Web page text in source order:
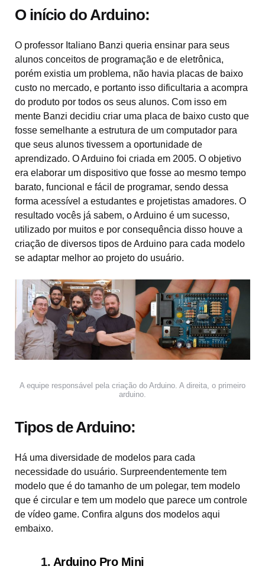
O início do Arduino:
O professor Italiano Banzi queria ensinar para seus
alunos conceitos de programação e de eletrônica,
porém existia um problema, não havia placas de baixo
custo no mercado, e portanto isso dificultaria a acompra
do produto por todos os seus alunos. Com isso em
mente Banzi decidiu criar uma placa de baixo custo que
fosse semelhante a estrutura de um computador para
que seus alunos tivessem a oportunidade de
aprendizado. O Arduino foi criada em 2005. O objetivo
era elaborar um dispositivo que fosse ao mesmo tempo
barato, funcional e fácil de programar, sendo dessa
forma acessível a estudantes e projetistas amadores. O
resultado vocês já sabem, o Arduino é um sucesso,
utilizado por muitos e por consequência disso houve a
criação de diversos tipos de Arduino para cada modelo
se adaptar melhor ao projeto do usuário.
A equipe responsável pela criação do Arduino. A direita, o primeiro
arduino.
Tipos de Arduino:
Há uma diversidade de modelos para cada
necessidade do usuário. Surpreendentemente tem
modelo que é do tamanho de um polegar, tem modelo
que é circular e tem um modelo que parece um controle
de vídeo game. Confira alguns dos modelos aqui
embaixo.
1. Arduino Pro Mini